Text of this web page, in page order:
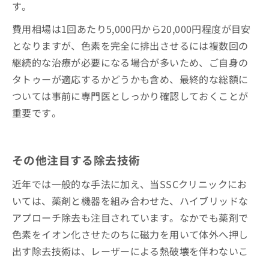
す。
費用相場は1回あたり5,000円から20,000円程度が目安
となりますが、色素を完全に排出させるには複数回の
継続的な治療が必要になる場合が多いため、ご自身の
タトゥーが適応するかどうかも含め、最終的な総額に
ついては事前に専門医としっかり確認しておくことが
重要です。
その他注目する除去技術
近年では一般的な手法に加え、当SSCクリニックにお
いては、薬剤と機器を組み合わせた、ハイブリッドな
アプローチ除去も注目されています。なかでも薬剤で
色素をイオン化させたのちに磁力を用いて体外へ押し
出す除去技術は、レーザーによる熱破壊を伴わないこ